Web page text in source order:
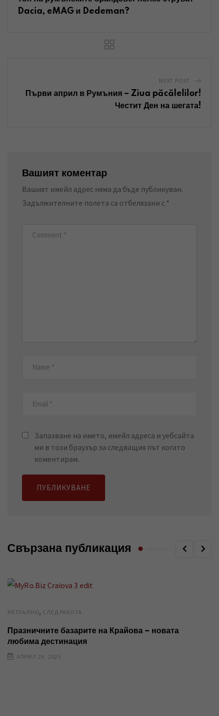
n
p
a
m
a
Dacia, eMAG и Dedeman?
NEXT POST
Първи април в Румъния – Ziua păcălelilor!
Честит Ден на шегата!
Вашият коментар
Вашият имейл адрес няма да бъде публикуван.
Задължителните полета са отбелязани с *
Запазване на името, имейл адреса и уебсайта
ми в този браузър за следващия път когато
коментирам.
Свързана публикация
AКТУАЛНО, СЛЕД РАБОТА
Празничните базарите на Крайова – новата
любима дестинация
АПРИЛ 24, 2025